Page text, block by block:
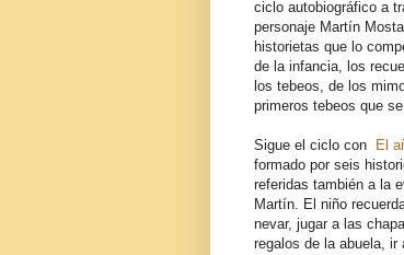
ciclo autobiográfico a
personaje Martín
historietas que lo
de la infancia, los
los tebeos, de los
primeros tebeos que
Sigue el ciclo con El
formado por seis
referidas también a la
Martín. El niño
nevar, jugar a las
regalos de la abuela,